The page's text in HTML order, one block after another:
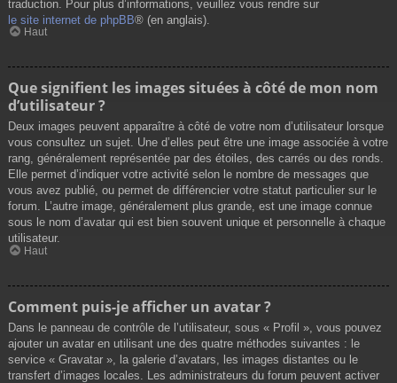
traduction. Pour plus d’informations, veuillez vous rendre sur
le site internet de phpBB® (en anglais).
Haut
Que signifient les images situées à côté de mon nom
d’utilisateur ?
Deux images peuvent apparaître à côté de votre nom d’utilisateur lorsque
vous consultez un sujet. Une d’elles peut être une image associée à votre
rang, généralement représentée par des étoiles, des carrés ou des ronds.
Elle permet d’indiquer votre activité selon le nombre de messages que
vous avez publié, ou permet de différencier votre statut particulier sur le
forum. L’autre image, généralement plus grande, est une image connue
sous le nom d’avatar qui est bien souvent unique et personnelle à chaque
utilisateur.
Haut
Comment puis-je afficher un avatar ?
Dans le panneau de contrôle de l’utilisateur, sous « Profil », vous pouvez
ajouter un avatar en utilisant une des quatre méthodes suivantes : le
service « Gravatar », la galerie d’avatars, les images distantes ou le
transfert d’images locales. Les administrateurs du forum peuvent activer